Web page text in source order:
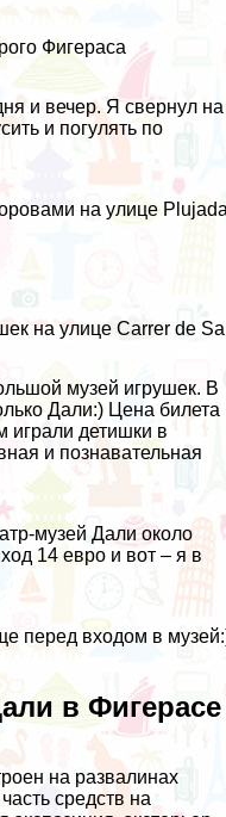
Фигераса
и вечер. Я свернул на
и погулять по
на улице
на улице Carrer de
музей игрушек. В
Дали:) Цена билета
играли детишки в
и познавательная
музей Дали около
14 евро и вот – я в
перед входом в
в Фигерасе
на развалинах
средств на